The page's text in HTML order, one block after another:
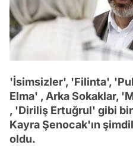
'İsimsizler', 'Filinta',
Elma' , Arka Sokaklar,
, 'Diriliş Ertuğrul' gibi
Kayra Şenocak'ın
oldu.